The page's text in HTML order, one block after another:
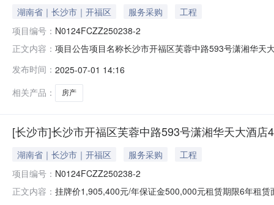
湖南省｜长沙市｜开福区 服务采购
工程
项目编号： N0124FCZZ250238-2
正文内容： 项目公告项目名称长沙市开福区芙蓉中路593号潇湘华
年租金支付方式按季度支付租金递增方式从第三年开始
发布时间： 2025-07-01 14:16
相关产品：
房产
[长沙市]长沙市开福区芙蓉中路593号潇湘华天大酒店
湖南省｜长沙市｜开福区 服务采购
工程
项目编号： N0124FCZZ250238-2
正文内容： 挂牌价1,905,400元/年保证金500,000元租赁期限6年租